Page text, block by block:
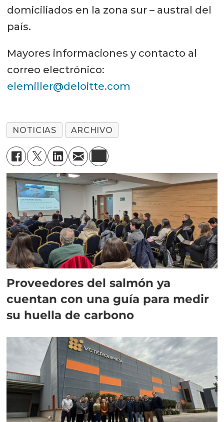
domiciliados en la zona sur – austral del
país.
Mayores informaciones y contacto al
correo electrónico:
elemiller@deloitte.com
NOTICIAS ARCHIVO
Proveedores del salmón ya
cuentan con una guía para medir
su huella de carbono